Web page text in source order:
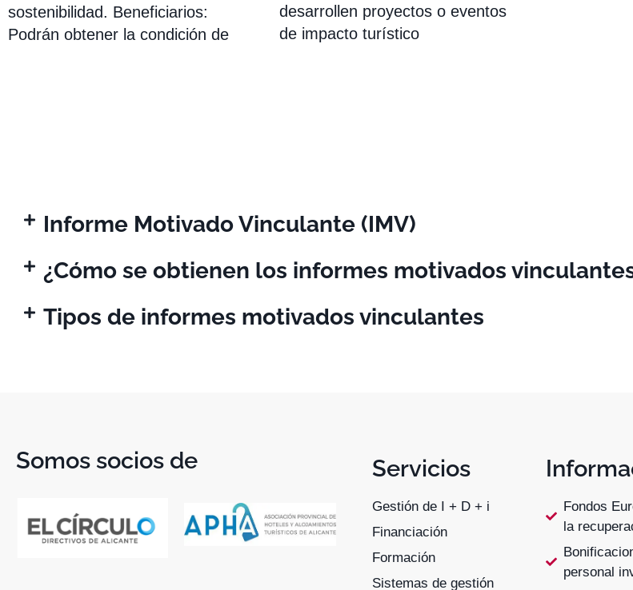
sostenibilidad. Beneficiarios:
Podrán obtener la condición de
desarrollen proyectos o eventos
de impacto turístico
Informe Motivado Vinculante (IMV)
¿Cómo se obtienen los informes motivados
Tipos de informes motivados vinculantes
Somos socios de Servicios
Gestión de I + D + i
Financiación
Formación
Sistemas de gestión
Fondos
la
personal